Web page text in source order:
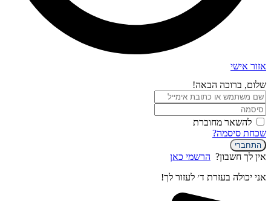
אזור אישי
שלום, ברוכה הבאה!
להשאר מחוברת
שכחת סיסמה?
התחברי
אין לך חשבון? הרשמי כאן
אני יכולה בעזרת ד׳ לעזור לך!